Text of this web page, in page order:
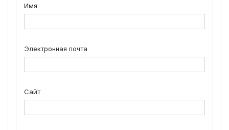
Имя
Электронная почта
Сайт